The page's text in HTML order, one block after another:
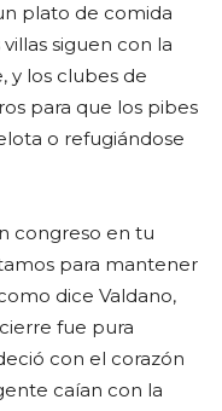
plato de comida
siguen con la
y los clubes de
para que los pibes
o refugiándose
congreso en tu
para mantener
dice Valdano,
fue pura
con el corazón
caían con la